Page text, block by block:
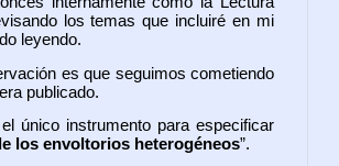
los temas que incluiré en mi
leyendo.
es que seguimos cometiendo
publicado.
único instrumento para especificar
los envoltorios heterogéneos”.